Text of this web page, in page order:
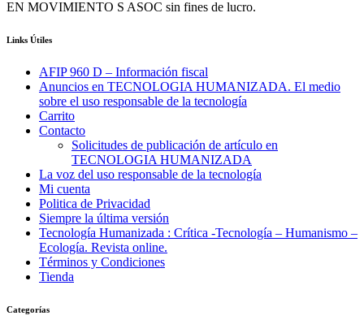
EN MOVIMIENTO S ASOC sin fines de lucro.
Links Útiles
AFIP 960 D – Información fiscal
Anuncios en TECNOLOGIA HUMANIZADA. El medio
sobre el uso responsable de la tecnología
Carrito
Contacto
Solicitudes de publicación de artículo en
TECNOLOGIA HUMANIZADA
La voz del uso responsable de la tecnología
Mi cuenta
Politica de Privacidad
Siempre la última versión
Tecnología Humanizada : Crítica -Tecnología – Humanismo –
Ecología. Revista online.
Términos y Condiciones
Tienda
Categorías